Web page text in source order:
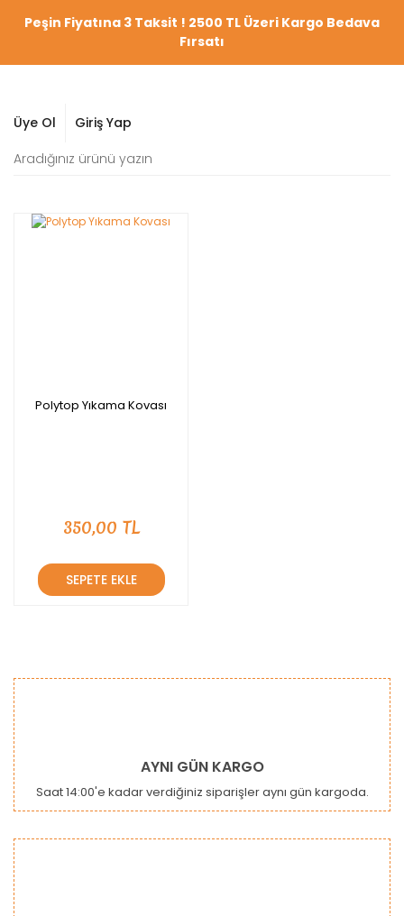
Peşin Fiyatına 3 Taksit ! 2500 TL Üzeri Kargo Bedava
Fırsatı
Üye Ol Giriş Yap
Polytop Yıkama Kovası
350,00 TL
SEPETE EKLE
AYNI GÜN KARGO
Saat 14:00'e kadar verdiğiniz siparişler aynı gün kargoda.